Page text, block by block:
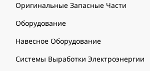
Оригинальные Запасные Части
Оборудование
Навесное Оборудование
Системы Выработки Электроэнергии